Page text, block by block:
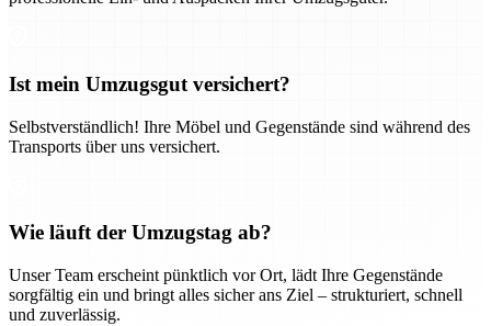
Ist mein Umzugsgut versichert?
Selbstverständlich! Ihre Möbel und Gegenstände sind während des
Transports über uns versichert.
Wie läuft der Umzugstag ab?
Unser Team erscheint pünktlich vor Ort, lädt Ihre Gegenstände
sorgfältig ein und bringt alles sicher ans Ziel – strukturiert, schnell
und zuverlässig.